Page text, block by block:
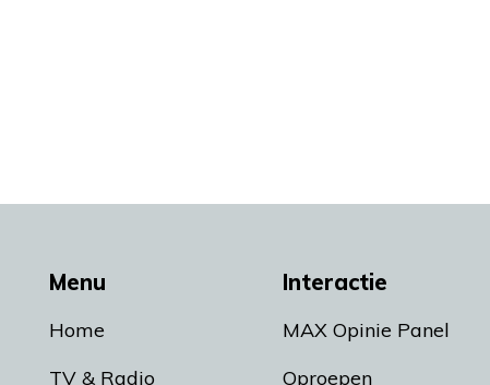
Menu
Home
TV & Radio
Interactie
MAX Opinie Panel
Oproepen